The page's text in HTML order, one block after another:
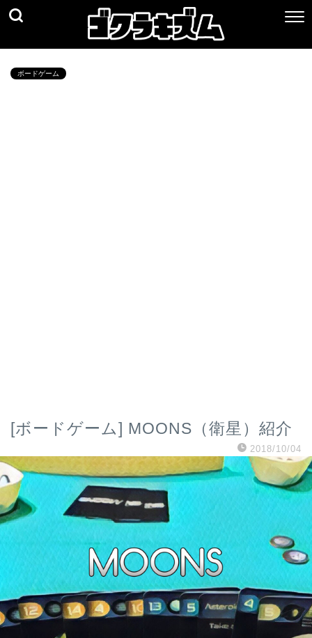
ボードゲーム
[ボードゲーム] MOONS（衛星）紹介
2018/10/04